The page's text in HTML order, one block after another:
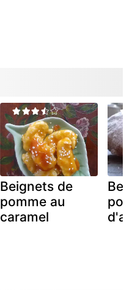
Beignets de
pomme au
caramel